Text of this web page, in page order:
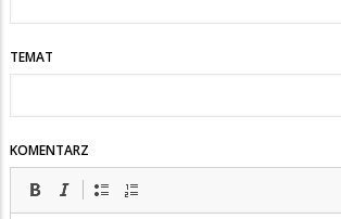
TEMAT
KOMENTARZ